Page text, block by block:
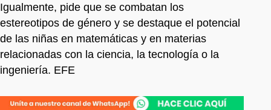
Igualmente, pide que se combatan los
estereotipos de género y se destaque el potencial
de las niñas en matemáticas y en materias
relacionadas con la ciencia, la tecnología o la
ingeniería. EFE